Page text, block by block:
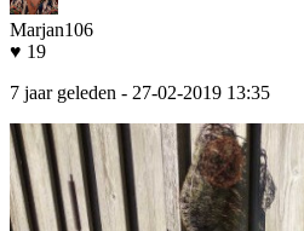
Marjan106
♥ 19
7 jaar geleden - 27-02-2019 13:35